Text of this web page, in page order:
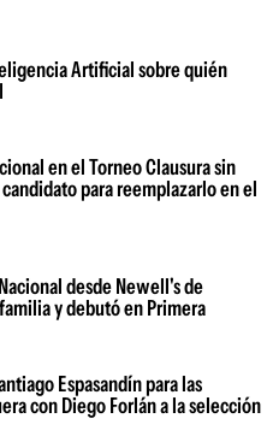
Artificial sobre quién
en el Torneo Clausura sin
para reemplazarlo en el
desde Newell's de
y debutó en Primera
Espasandín para las
con Diego Forlán a la selección